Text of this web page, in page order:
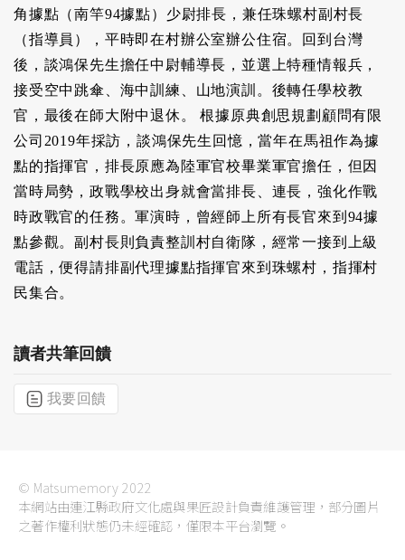
角據點（南竿94據點）少尉排長，兼任珠螺村副村長
（指導員），平時即在村辦公室辦公住宿。回到台灣
後，談鴻保先生擔任中尉輔導長，並選上特種情報兵，
接受空中跳傘、海中訓練、山地演訓。後轉任學校教
官，最後在師大附中退休。 根據原典創思規劃顧問有限
公司2019年採訪，談鴻保先生回憶，當年在馬祖作為據
點的指揮官，排長原應為陸軍官校畢業軍官擔任，但因
當時局勢，政戰學校出身就會當排長、連長，強化作戰
時政戰官的任務。軍演時，曾經師上所有長官來到94據
點參觀。副村長則負責整訓村自衛隊，經常一接到上級
電話，便得請排副代理據點指揮官來到珠螺村，指揮村
民集合。
讀者共筆回饋
我要回饋
© Matsumemory 2022
本網站由連江縣政府文化處與果匠設計負責維護管理，部分圖片
之著作權利狀態仍未經確認，僅限本平台瀏覽。